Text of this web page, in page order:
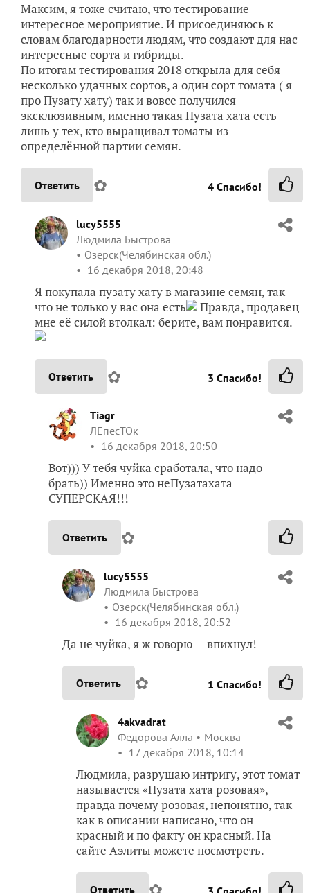
Максим, я тоже считаю, что тестирование
интересное мероприятие. И присоединяюсь к
словам благодарности людям, что создают для нас
интересные сорта и гибриды.
По итогам тестирования 2018 открыла для себя
несколько удачных сортов, а один сорт томата ( я
про Пузату хату) так и вовсе получился
эксклюзивным, именно такая Пузата хата есть
лишь у тех, кто выращивал томаты из
определённой партии семян.
Ответить ✿ 4 Спасибо!
lucy5555
Людмила Быстрова
Озерск(Челябинская обл.)
16 декабря 2018, 20:48
Я покупала пузату хату в магазине семян, так
что не только у вас она есть
Правда, продавец
мне её силой втолкал: берите, вам понравится.
Ответить ✿ 3 Спасибо!
Tiagr
ЛЕпесТОк
16 декабря 2018, 20:50
Вот))) У тебя чуйка сработала, что надо
брать)) Именно это неПузатахата
СУПЕРСКАЯ!!!
Ответить ✿
lucy5555
Людмила Быстрова
Озерск(Челябинская обл.)
16 декабря 2018, 20:52
Да не чуйка, я ж говорю — впихнул!
Ответить ✿ 1 Спасибо!
4akvadrat
Федорова Алла
Москва
17 декабря 2018, 10:14
Людмила, разрушаю интригу, этот томат
называется «Пузата хата розовая»,
правда почему розовая, непонятно, так
как в описании написано, что он
красный и по факту он красный. На
сайте Аэлиты можете посмотреть.
Ответить